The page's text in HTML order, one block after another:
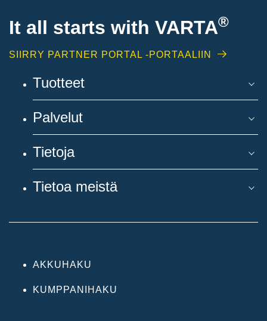
It all starts with VARTA®
SIIRRY PARTNER PORTAL -PORTAALIIN
Tuotteet
Palvelut
Tietoja
Tietoa meistä
AKKUHAKU
KUMPPANIHAKU